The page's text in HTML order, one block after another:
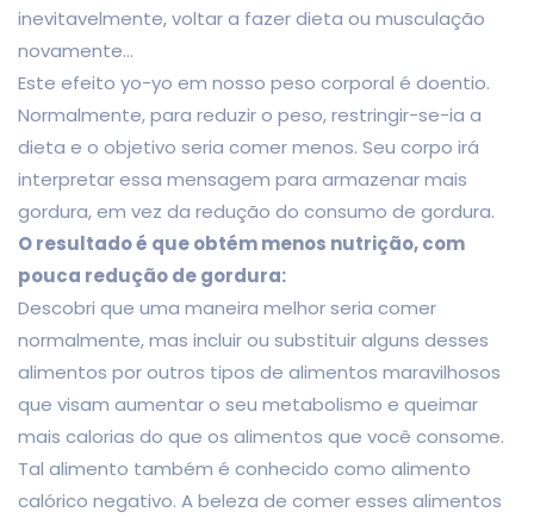
inevitavelmente, voltar a fazer dieta ou musculação
novamente…
Este efeito yo-yo em nosso peso corporal é doentio.
Normalmente, para reduzir o peso, restringir-se-ia a
dieta e o objetivo seria comer menos. Seu corpo irá
interpretar essa mensagem para armazenar mais
gordura, em vez da redução do consumo de gordura.
O resultado é que obtém menos nutrição, com
pouca redução de gordura:
Descobri que uma maneira melhor seria comer
normalmente, mas incluir ou substituir alguns desses
alimentos por outros tipos de alimentos maravilhosos
que visam aumentar o seu metabolismo e queimar
mais calorias do que os alimentos que você consome.
Tal alimento também é conhecido como alimento
calórico negativo. A beleza de comer esses alimentos